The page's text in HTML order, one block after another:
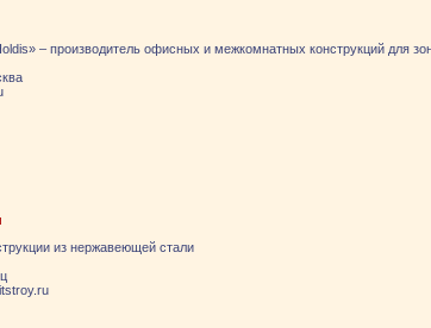
– производитель офисных и межкомнатных конструкций для
из нержавеющей стали